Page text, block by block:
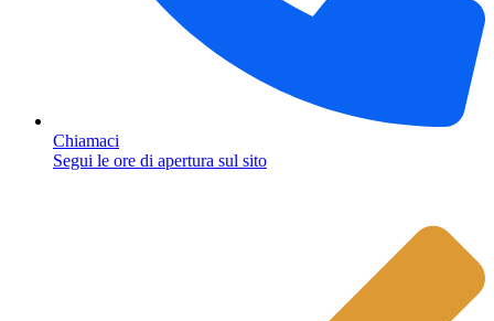
Chiamaci
Segui le ore di apertura sul sito